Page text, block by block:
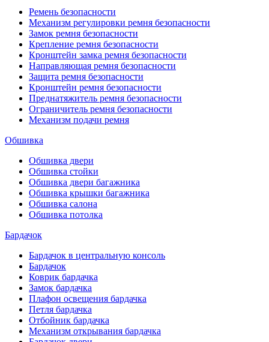
Ремень безопасности
Механизм регулировки ремня безопасности
Замок ремня безопасности
Крепление ремня безопасности
Кронштейн замка ремня безопасности
Направляющая ремня безопасности
Защита ремня безопасности
Кронштейн ремня безопасности
Преднатяжитель ремня безопасности
Ограничитель ремня безопасности
Механизм подачи ремня
Обшивка
Обшивка двери
Обшивка стойки
Обшивка двери багажника
Обшивка крышки багажника
Обшивка салона
Обшивка потолка
Бардачок
Бардачок в центральную консоль
Бардачок
Коврик бардачка
Замок бардачка
Плафон освещения бардачка
Петля бардачка
Отбойник бардачка
Механизм открывания бардачка